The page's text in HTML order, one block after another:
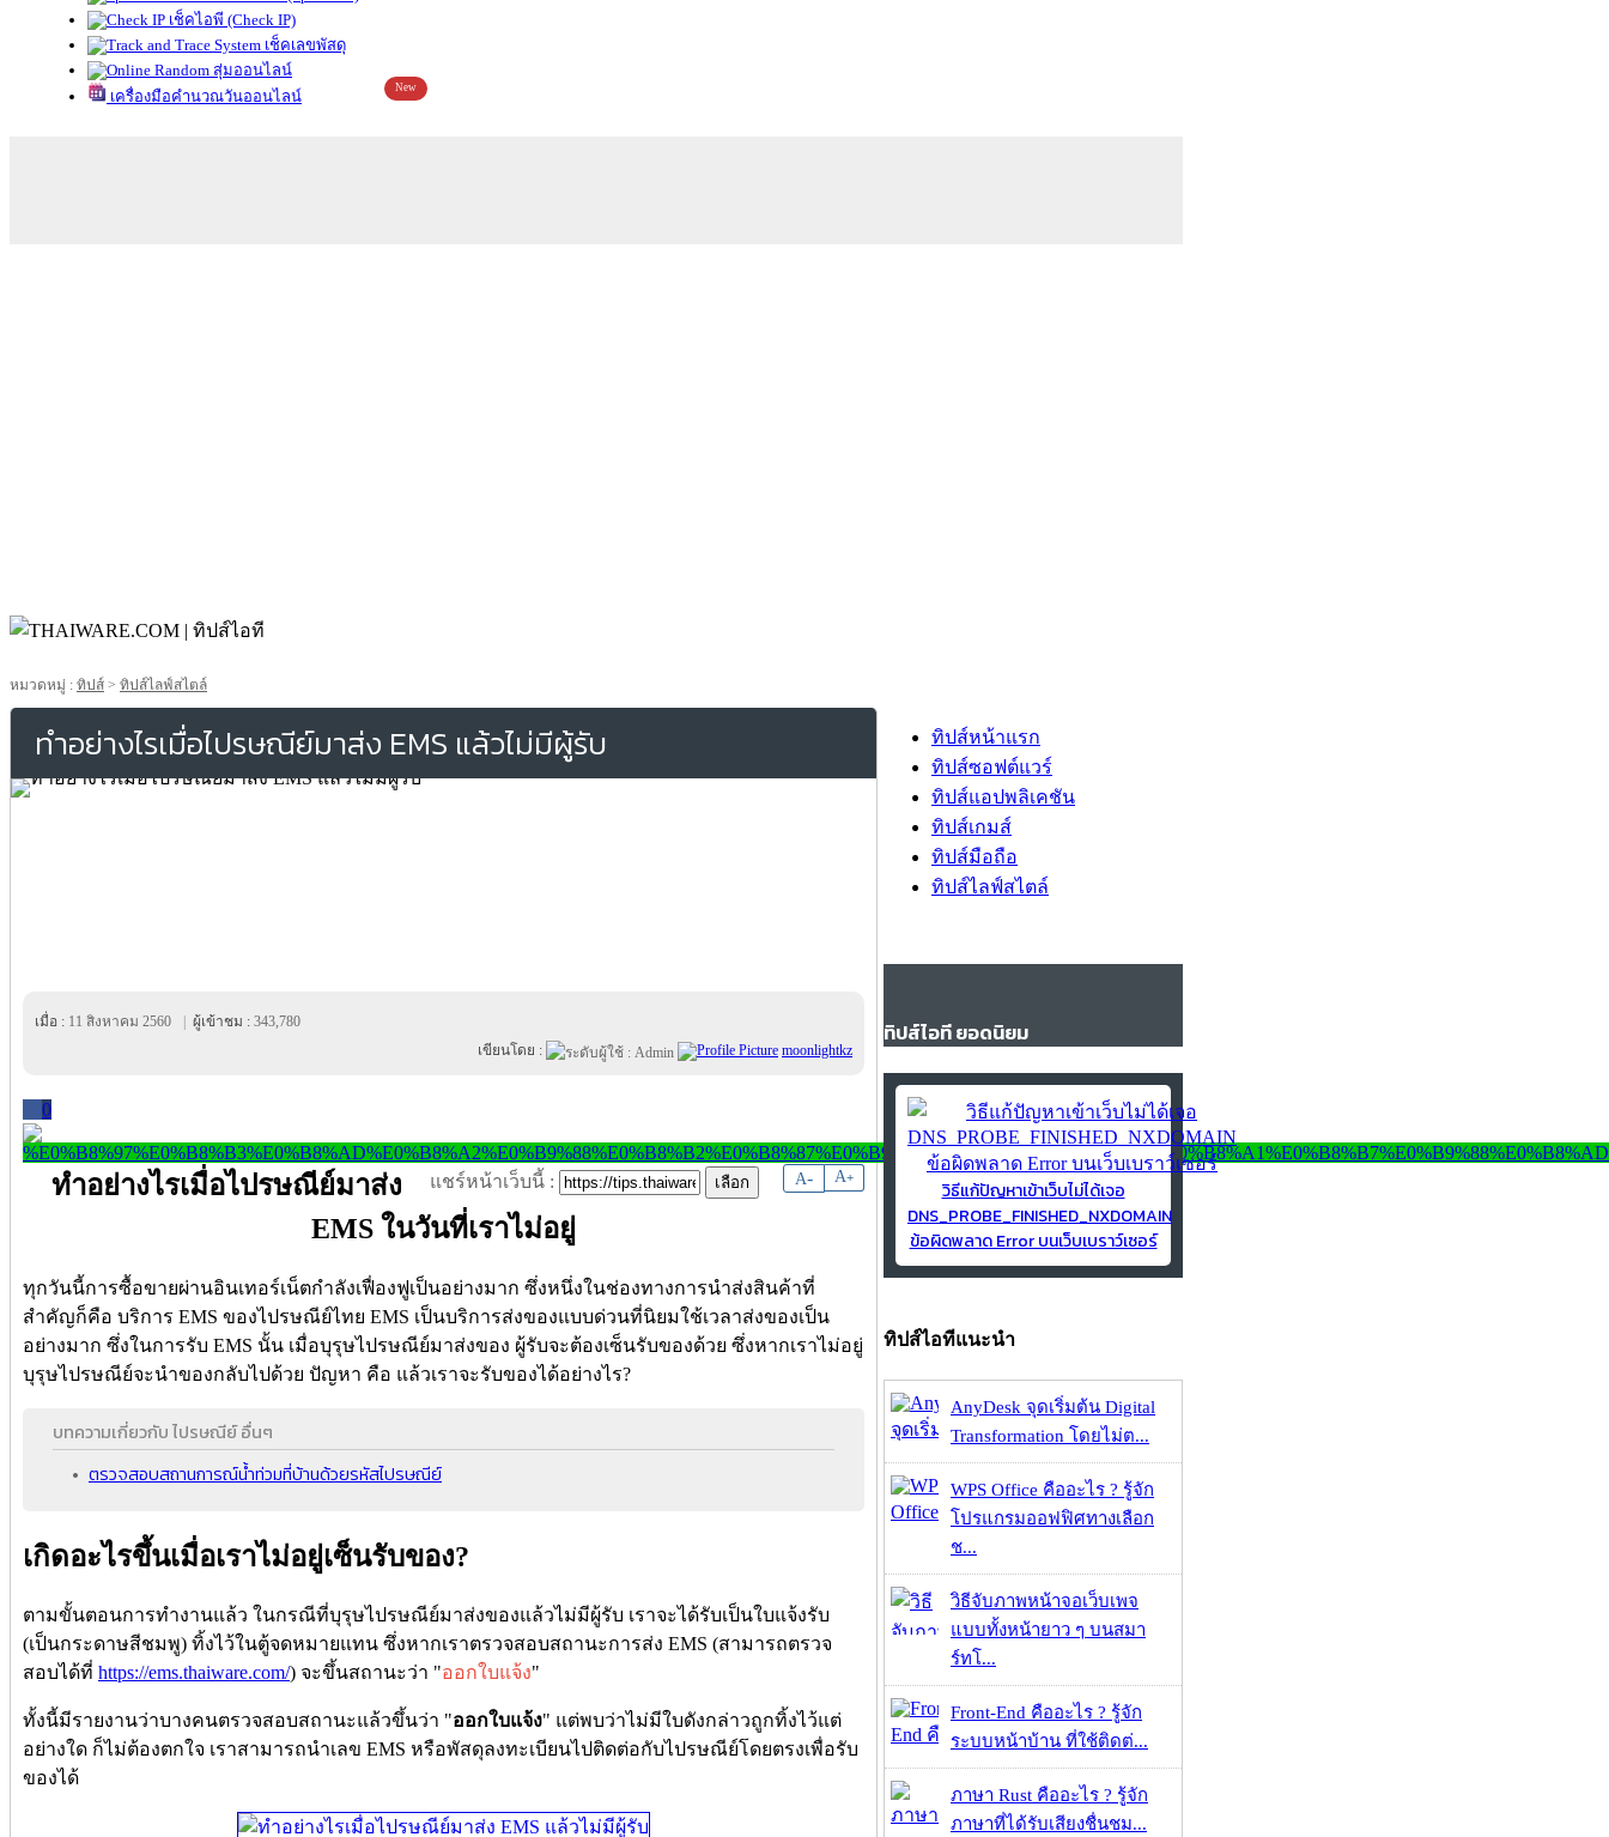
เช็คไอพี (Check IP)
เช็คเลขพัสดุ
สุ่มออนไลน์
เครื่องมือคำนวณวันออนไลน์
New
หมวดหมู่ : ทิปส์ > ทิปส์ไลฟ์สไตล์
ทำอย่างไรเมื่อไปรษณีย์มาส่ง EMS แล้วไม่มีผู้รับ
เมื่อ : 11 สิงหาคม 2560 ผู้เข้าชม : 343,780
เขียนโดย :
moonlightkz
0
A- A+
แชร์หน้าเว็บนี้ :
ทำอย่างไรเมื่อไปรษณีย์มาส่ง
EMS ในวันที่เราไม่อยู่
ทุกวันนี้การซื้อขายผ่านอินเทอร์เน็ตกำลังเฟื่องฟูเป็นอย่างมาก ซึ่งหนึ่งในช่องทางการนำส่งสินค้าที่
สำคัญก็คือ บริการ EMS ของไปรษณีย์ไทย EMS เป็นบริการส่งของแบบด่วนที่นิยมใช้เวลาส่งของเป็น
อย่างมาก ซึ่งในการรับ EMS นั้น เมื่อบุรุษไปรษณีย์มาส่งของ ผู้รับจะต้องเซ็นรับของด้วย ซึ่งหากเราไม่อยู่
บุรุษไปรษณีย์จะนำของกลับไปด้วย ปัญหา คือ แล้วเราจะรับของได้อย่างไร?
บทความเกี่ยวกับ ไปรษณีย์ อื่นๆ
ตรวจสอบสถานการณ์น้ำท่วมที่บ้านด้วยรหัสไปรษณีย์
เกิดอะไรขึ้นเมื่อเราไม่อยู่เซ็นรับของ?
ตามขั้นตอนการทำงานแล้ว ในกรณีที่บุรุษไปรษณีย์มาส่งของแล้วไม่มีผู้รับ เราจะได้รับเป็นใบแจ้งรับ
(เป็นกระดาษสีชมพู) ทิ้งไว้ในตู้จดหมายแทน ซึ่งหากเราตรวจสอบสถานะการส่ง EMS (สามารถตรวจ
สอบได้ที่ https://ems.thaiware.com/) จะขึ้นสถานะว่า "ออกใบแจ้ง"
ทั้งนี้มีรายงานว่าบางคนตรวจสอบสถานะแล้วขึ้นว่า "ออกใบแจ้ง" แต่พบว่าไม่มีใบดังกล่าวถูกทิ้งไว้แต่
อย่างใด ก็ไม่ต้องตกใจ เราสามารถนำเลข EMS หรือพัสดุลงทะเบียนไปติดต่อกับไปรษณีย์โดยตรงเพื่อรับ
ของได้
ทิปส์หน้าแรก
ทิปส์ซอฟต์แวร์
ทิปส์แอปพลิเคชัน
ทิปส์เกมส์
ทิปส์มือถือ
ทิปส์ไลฟ์สไตล์
ทิปส์ไอที ยอดนิยม
วิธีแก้ปัญหาเข้าเว็บไม่ได้เจอ
DNS_PROBE_FINISHED_NXDOMAIN
ข้อผิดพลาด Error บนเว็บเบราว์เซอร์
ทิปส์ไอทีแนะนำ
AnyDesk จุดเริ่มต้น Digital
Transformation โดยไม่ต...
WPS Office คืออะไร ? รู้จัก
โปรแกรมออฟฟิศทางเลือก
ช...
วิธีจับภาพหน้าจอเว็บเพจ
แบบทั้งหน้ายาว ๆ บนสมา
ร์ทโ...
Front-End คืออะไร ? รู้จัก
ระบบหน้าบ้าน ที่ใช้ติดต่...
ภาษา Rust คืออะไร ? รู้จัก
ภาษาที่ได้รับเสียงชื่นชม...